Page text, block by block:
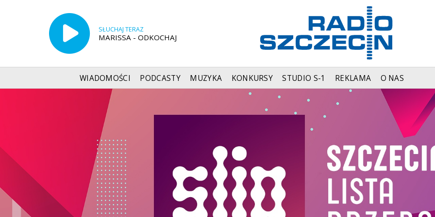
SŁUCHAJ TERAZ
MARISSA - ODKOCHAJ
WIADOMOŚCI PODCASTY MUZYKA KONKURSY STUDIO S-1 REKLAMA O NAS